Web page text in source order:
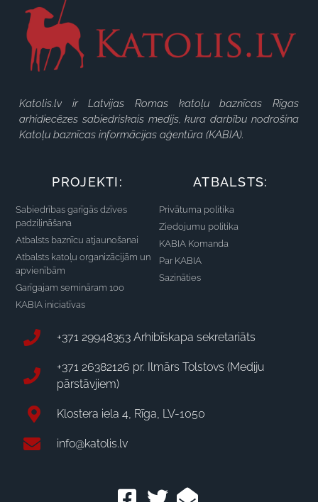
Katolis.lv ir Latvijas Romas katoļu baznīcas Rīgas
arhidiecēzes sabiedriskais medijs, kura darbību nodrošina
Katoļu baznīcas informācijas aģentūra (KABIA).
PROJEKTI:
Sabiedrības garīgās dzīves
padziļināšana
Atbalsts baznīcu atjaunošanai
Atbalsts katoļu organizācijām un
apvienībām
Garīgajam semināram 100
KABIA iniciatīvas
ATBALSTS:
Privātuma politika
Ziedojumu politika
KABIA Komanda
Par KABIA
Sazināties
+371 29948353 Arhibīskapa sekretariāts
+371 26382126 pr. Ilmārs Tolstovs (Mediju
pārstāvjiem)
Klostera iela 4, Rīga, LV-1050
info@katolis.lv